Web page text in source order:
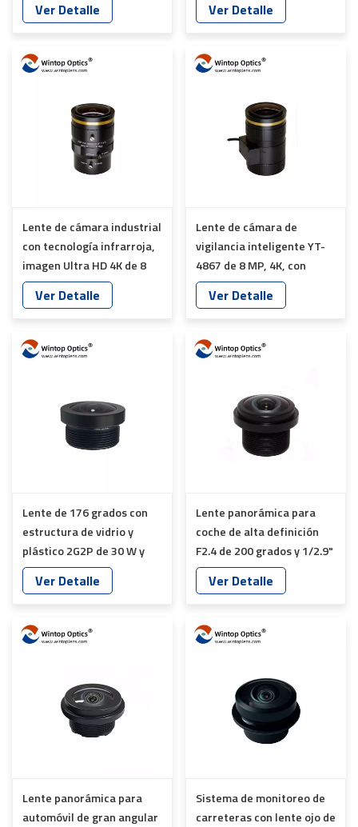
Ver Detalle Ver Detalle
Lente de cámara industrial
con tecnología infrarroja,
imagen Ultra HD 4K de 8
MP, YT-4869
Ver Detalle
Lente de cámara de
vigilancia inteligente YT-
4867 de 8 MP, 4K, con
montura CS y autoiris HD
Ver Detalle
Lente de 176 grados con
estructura de vidrio y
plástico 2G2P de 30 W y
píxeles, compatible con
todos los modelos YT-
Ver Detalle
Lente panorámica para
coche de alta definición
F2.4 de 200 grados y 1/2.9"
para lente ojo de pez YT-
6031-C1
Ver Detalle
Lente panorámica para
automóvil de gran angular
Sistema de monitoreo de
carreteras con lente ojo de